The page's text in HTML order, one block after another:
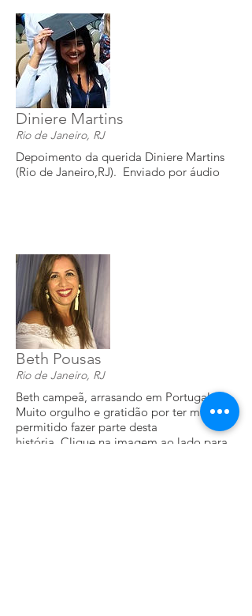
Diniere Martins
Rio de Janeiro, RJ
​Depoimento da querida Diniere Martins
(Rio de Janeiro,RJ). Enviado por áudio
Beth Pousas
Rio de Janeiro, RJ
Beth campeã, arrasando em Portugal.
Muito orgulho e gratidão por ter me
permitido fazer parte desta
história. Clique na imagem ao lado para